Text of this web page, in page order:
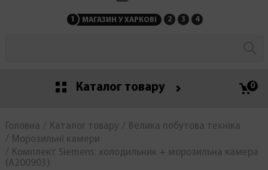
1 МАГАЗИН У ХАРКОВІ 2 МАГАЗИН НА
3 СЕРВІСНИЙ ЦЕНТР
4
Каталог товару 0
Головна Каталог товару
Велика побутова техніка
Морозильні камери
Комплект Siemens: холодильник + морозильна камера
(А200903)